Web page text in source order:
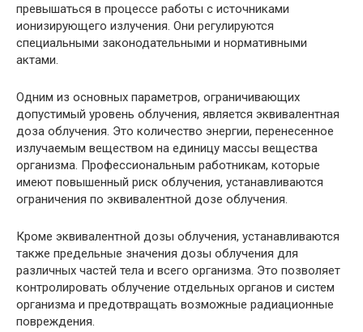
превышаться в процессе работы с источниками
ионизирующего излучения. Они регулируются
специальными законодательными и нормативными
актами.
Одним из основных параметров, ограничивающих
допустимый уровень облучения, является эквивалентная
доза облучения. Это количество энергии, перенесенное
излучаемым веществом на единицу массы вещества
организма. Профессиональным работникам, которые
имеют повышенный риск облучения, устанавливаются
ограничения по эквивалентной дозе облучения.
Кроме эквивалентной дозы облучения, устанавливаются
также предельные значения дозы облучения для
различных частей тела и всего организма. Это позволяет
контролировать облучение отдельных органов и систем
организма и предотвращать возможные радиационные
повреждения.